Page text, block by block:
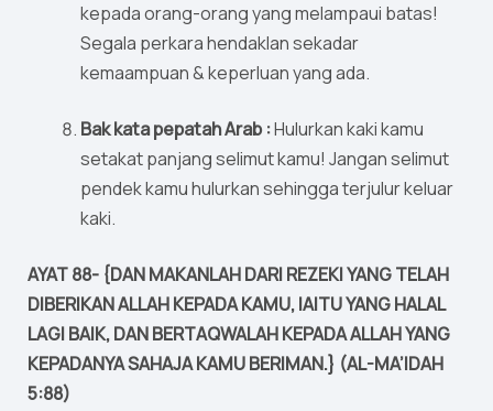
kepada orang-orang yang melampaui batas!
Segala perkara hendaklan sekadar
kemaampuan & keperluan yang ada.
Bak kata pepatah Arab :Hulurkan kaki kamu
setakat panjang selimut kamu! Jangan selimut
pendek kamu hulurkan sehingga terjulur keluar
kaki.
AYAT 88- {DAN MAKANLAH DARI REZEKI YANG TELAH
DIBERIKAN ALLAH KEPADA KAMU, IAITU YANG HALAL
LAGI BAIK, DAN BERTAQWALAH KEPADA ALLAH YANG
KEPADANYA SAHAJA KAMU BERIMAN.} (AL-MA’IDAH
5:88)